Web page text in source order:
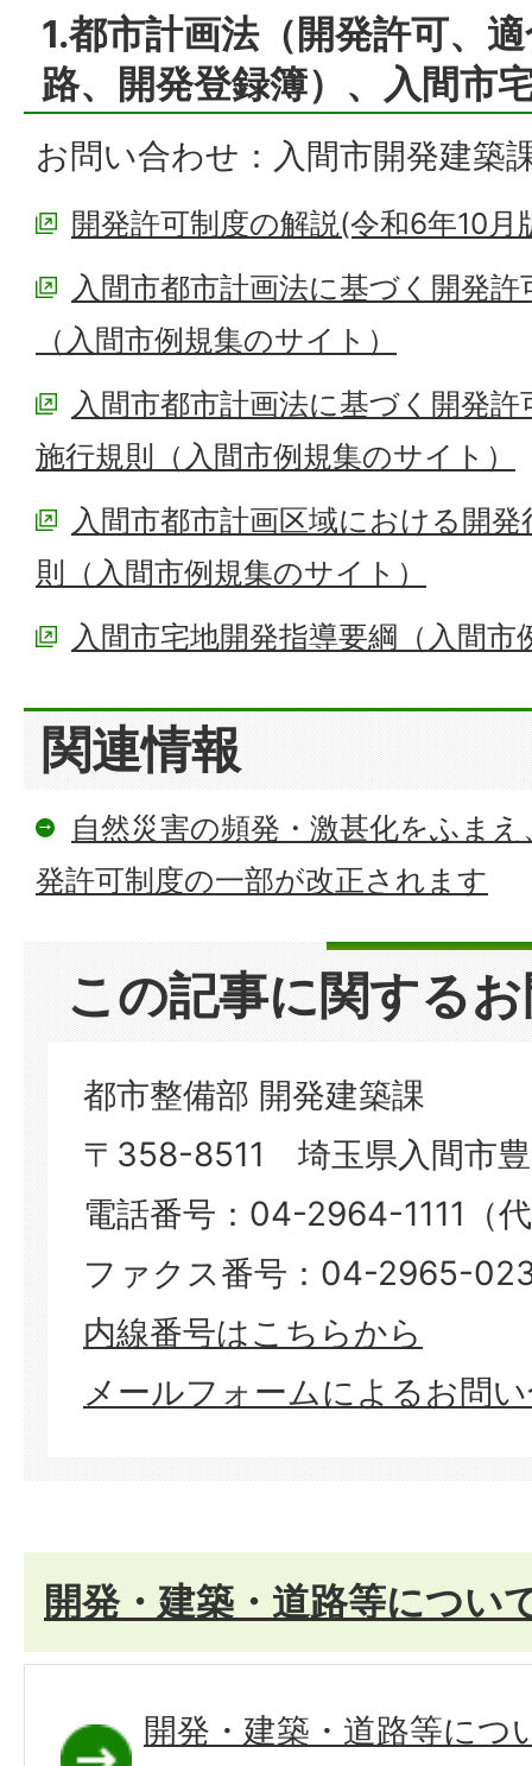
1.都市計画法（開発許可、
路、開発登録簿）、入間市
お問い合わせ：入間市開発建築
開発許可制度の解説(令和6年10
入間市都市計画法に基づく開発
（入間市例規集のサイト）
入間市都市計画法に基づく開発
施行規則（入間市例規集のサイト）
入間市都市計画区域における開
則（入間市例規集のサイト）
入間市宅地開発指導要綱（入間
関連情報
自然災害の頻発・激甚化をふま
発許可制度の一部が改正されます
この記事に関する
都市整備部 開発建築課
〒358-8511 埼玉県入間市
電話番号：04-2964-1111（
ファクス番号：04-2965-
​​​​​​​内線番号はこちらから
メールフォームによるお問
開発・建築・道路等につい
開発・建築・道路等につ